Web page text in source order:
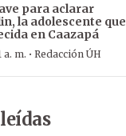
para aclarar
la adolescente que
en Caazapá
a. m. · Redacción ÚH